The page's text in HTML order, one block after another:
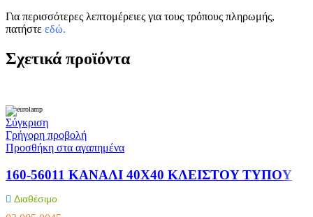
Για περισσότερες λεπτομέρειες για τους τρόπους πληρωμής,
πατήστε εδώ.
Σχετικά προϊόντα
Σύγκριση
Γρήγορη προβολή
Προσθήκη στα αγαπημένα
160-56011 KANAΛI 40X40 KΛEIΣTOY TYΠOY
Διαθέσιμο